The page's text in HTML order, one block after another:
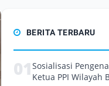
BERITA TERBARU
01 Sosialisasi
Ketua PPI Wilayah